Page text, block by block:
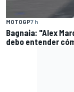
MOTOGP7 h
Bagnaia: "Alex
debo entender